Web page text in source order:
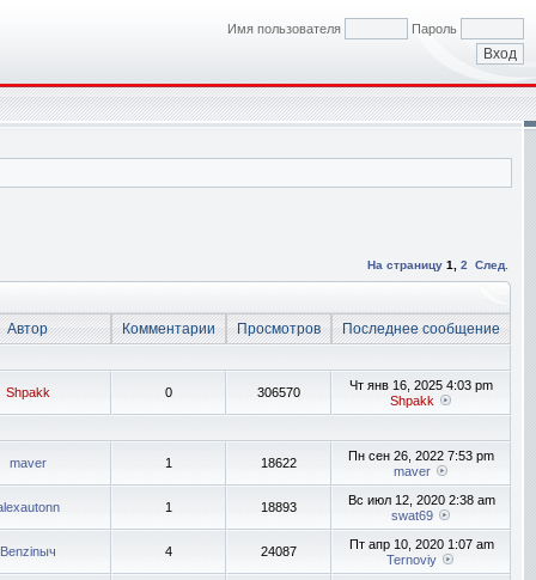
Имя пользователя Пароль
На страницу 1 2 След.
Автор Комментарии Просмотров Последнее сообщение
Shpakk 0 306570
Чт янв 16, 2025 4:03 pm
Shpakk
maver 1 18622
Пн сен 26, 2022 7:53 pm
maver
1 18893
Вс июл 12, 2020 2:38 am
swat69
Benzinыч 4 24087
Пт апр 10, 2020 1:07 am
Ternoviy